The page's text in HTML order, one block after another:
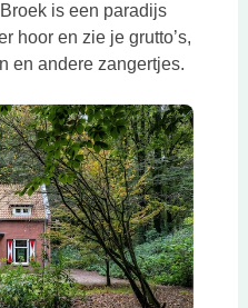
is een paradijs
hoor en zie je grutto’s,
en andere zangertjes.
link opent in een nieuwe